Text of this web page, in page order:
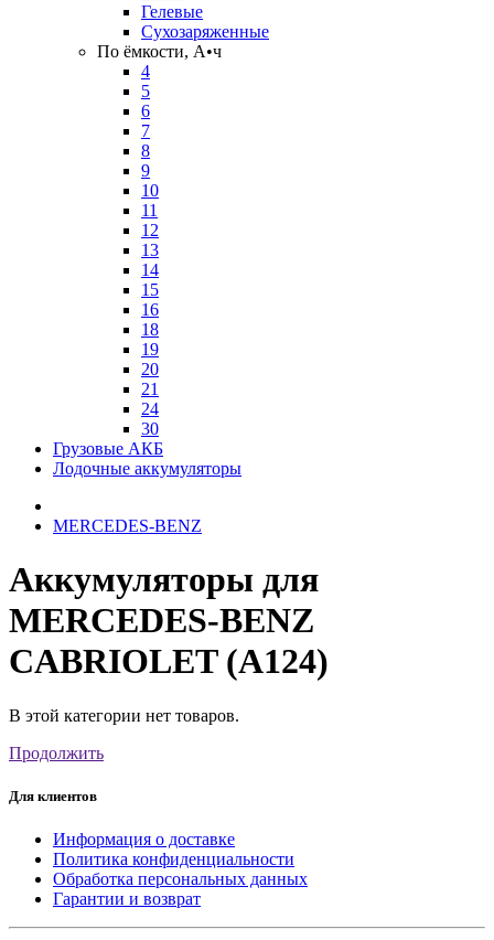
Гелевые
Сухозаряженные
По ёмкости, А•ч
4
5
6
7
8
9
10
11
12
13
14
15
16
18
19
20
21
24
30
Грузовые АКБ
Лодочные аккумуляторы
MERCEDES-BENZ
Аккумуляторы для
MERCEDES-BENZ
CABRIOLET (A124)
В этой категории нет товаров.
Продолжить
Для клиентов
Информация о доставке
Политика конфиденциальности
Обработка персональных данных
Гарантии и возврат